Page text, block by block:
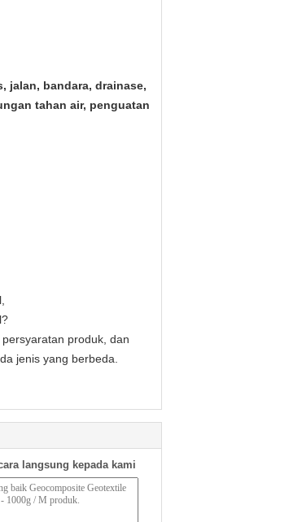
jalan, bandara, drainase,
tahan air, penguatan
produk, dan
jenis yang berbeda.
langsung kepada kami